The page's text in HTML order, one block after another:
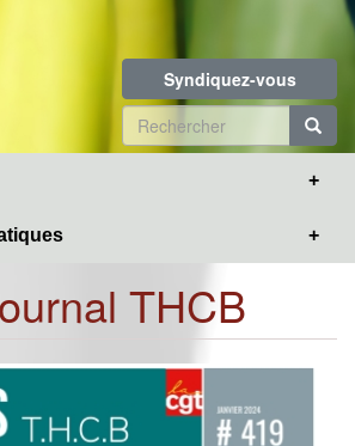
Syndiquez-vous
Formulaire
de
THCB